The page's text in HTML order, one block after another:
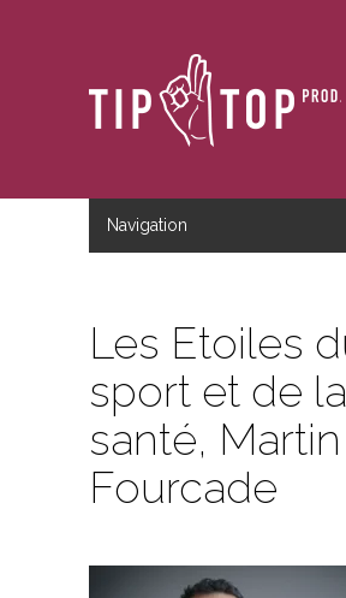
Navigation
Les Etoiles
sport et de la
santé, Martin
Fourcade